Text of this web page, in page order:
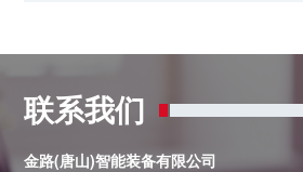
联系我们
金路(唐山)智能装备有限公司